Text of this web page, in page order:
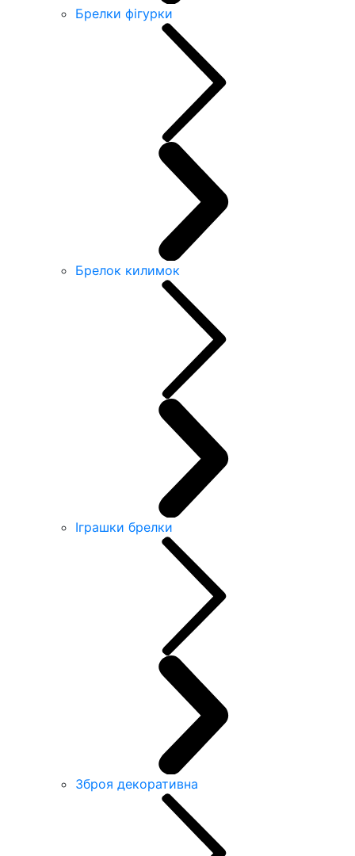
Брелки фігурки
Брелок килимок
Іграшки брелки
Зброя декоративна